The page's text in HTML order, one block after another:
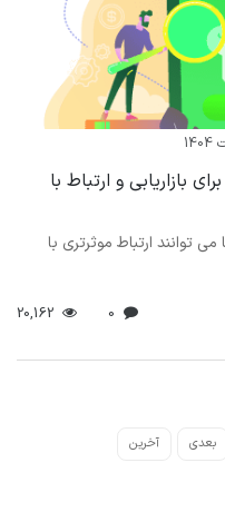
بازاریابی و ارتباط با
توانند ارتباط موثرتری با
بعدی آخرین